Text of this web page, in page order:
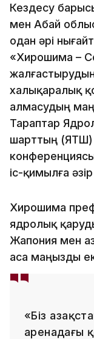
Кездесу
мен Абай
одан әрі
«Хирошима –
халықаралық
алмасудың
Тараптар
шарттың
іс-қимылға әзір
Хирошима
ядролық
Жапония мен
аса маңызды
«Біз
аренадағы